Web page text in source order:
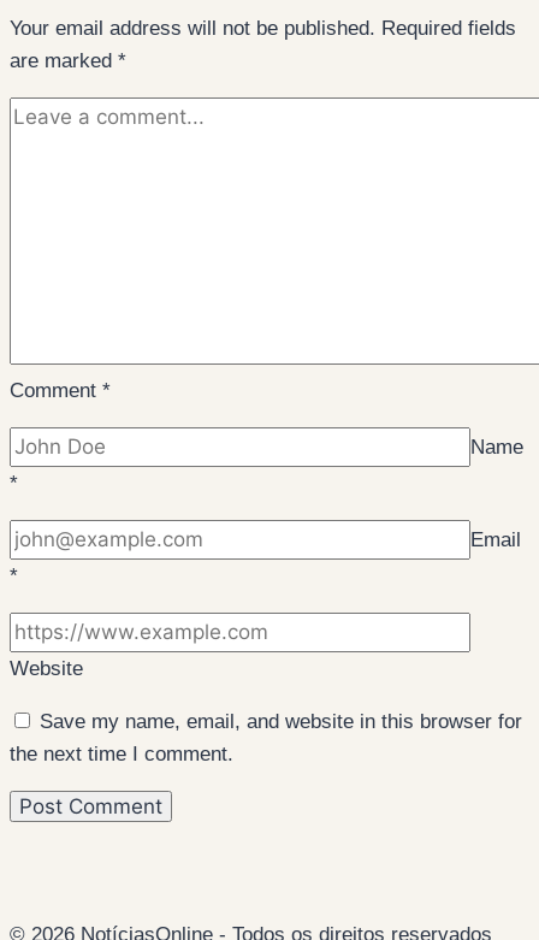
Your email address will not be published. Required fields
are marked *
Comment *
Name
*
Email
*
Website
Save my name, email, and website in this browser for
the next time I comment.
© 2026 NotíciasOnline - Todos os direitos reservados